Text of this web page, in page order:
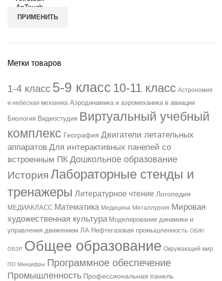
ПРИМЕНИТЬ
Метки товаров
1-4 класс 5-9 класс 10-11 класс Астрономия
и небесная механика Аэродинамика и аэромеханика в авиации
Биология Видеостудия Виртуальный учебный
комплекс География Двигатели летательных
аппаратов Для интерактивных панелей со
встроенным ПК Дошкольное образование
История Лабораторные стенды и
тренажеры Литературное чтение Логопедия
МЕДИАКЛАСС Математика Медицина Металлургия Мировая
художественная культура Моделирование динамики и
управления движением ЛА Нефтегазовая промышленность ОБЖ/
ОБЗР Общее образование Окружающий мир
ПО Минцифры Программное обеспечение
Промышленность Профессиональная панель